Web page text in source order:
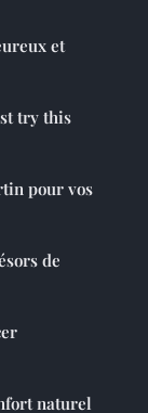
et
try this
pour vos
de
naturel